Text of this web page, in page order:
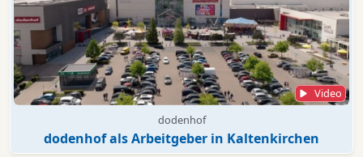
Video
dodenhof
dodenhof als Arbeitgeber in Kaltenkirchen